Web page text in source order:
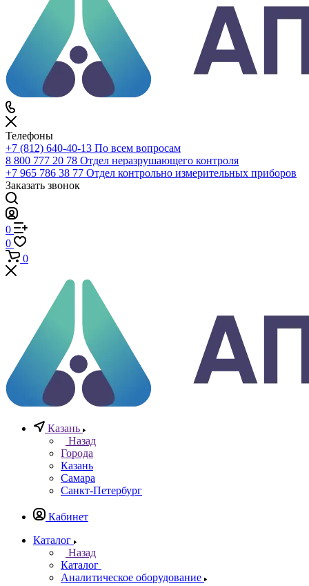
По всему сайту
По каталогу
Войти
0
Сравнение
0
Избранное
0 Корзина
+7 (812) 640-40-13
По всем вопросам
8 800 777 20 78
Отдел неразрушающего контроля
+7 965 786 38 77
Отдел контрольно измерительных приборов
Заказать звонок
0
0
Казань